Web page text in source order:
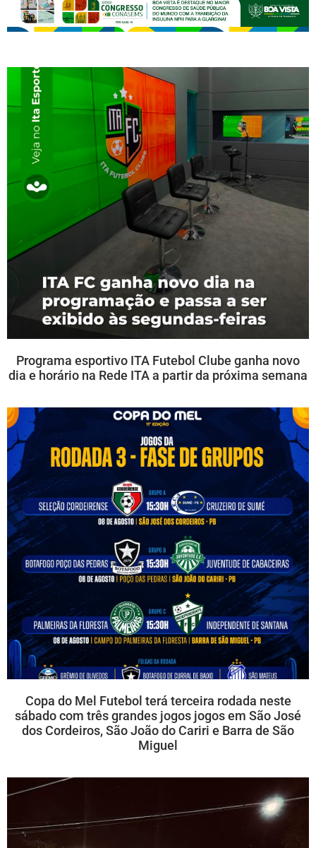
Programa esportivo ITA Futebol Clube ganha novo
dia e horário na Rede ITA a partir da próxima semana
Copa do Mel Futebol terá terceira rodada neste
sábado com três grandes jogos jogos em São José
dos Cordeiros, São João do Cariri e Barra de São
Miguel